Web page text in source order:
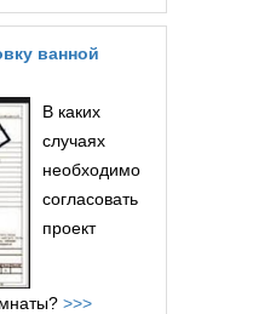
ванной
В каких
случаях
необходимо
согласовать
проект
>>>